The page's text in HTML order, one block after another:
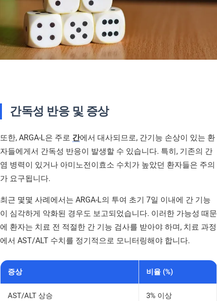
간독성 반응 및 증상
또한, ARGA-L은 주로 간에서 대사되므로, 간기능 손상이 있는 환
자들에게서 간독성 반응이 발생할 수 있습니다. 특히, 기존의 간
염 병력이 있거나 아미노전이효소 수치가 높았던 환자들은 주의
가 요구됩니다.
최근 몇몇 사례에서는 ARGA-L의 투여 초기 7일 이내에 간 기능
이 심각하게 악화된 경우도 보고되었습니다. 이러한 가능성 때문
에 환자는 치료 전 적절한 간 기능 검사를 받아야 하며, 치료 과정
에서 AST/ALT 수치를 정기적으로 모니터링해야 합니다.
증상 비율 (%)
AST/ALT 상승 3% 이상